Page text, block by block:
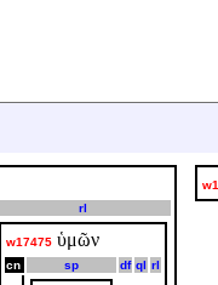
rl
w17475 ὑμῶν
cn sp df ql rl